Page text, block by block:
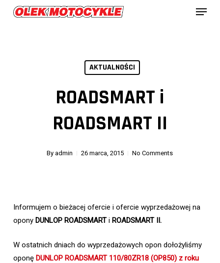
Menu
AKTUALNOŚCI
ROADSMART i
ROADSMART II
By admin 26 marca, 2015 No Comments
Informujem o bieżacej ofercie i ofercie wyprzedażowej na
opony DUNLOP ROADSMARTi ROADSMART II.
W ostatnich dniach do wyprzedażowych opon dołożyliśmy
oponę DUNLOP ROADSMART 110/80ZR18 (OP850) z roku